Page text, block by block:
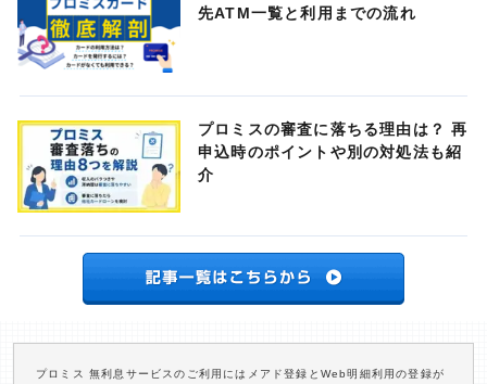
先ATM一覧と利用までの流れ
プロミスの審査に落ちる理由は？ 再
申込時のポイントや別の対処法も紹
介
プロミス 無利息サービスのご利用にはメアド登録とWeb明細利用の登録が